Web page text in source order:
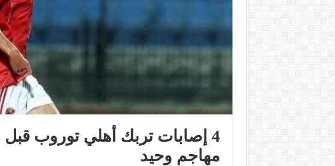
4 إصابات تربك أهلي توروب
مهاجم وحيد